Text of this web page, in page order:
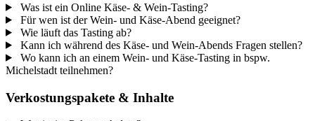
Was ist ein Online Käse- & Wein-Tasting?
Für wen ist der Wein- und Käse-Abend geeignet?
Wie läuft das Tasting ab?
Kann ich während des Käse- und Wein-Abends Fragen stellen?
Wo kann ich an einem Wein- und Käse-Tasting in bspw.
Michelstadt teilnehmen?
Verkostungspakete & Inhalte